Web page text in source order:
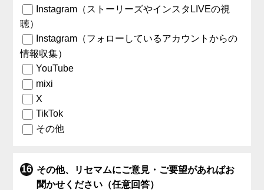
Instagram（ストーリーズやインスタLIVEの視
聴）
Instagram（フォローしているアカウントからの
情報収集）
YouTube
mixi
X
TikTok
その他
その他、リセマムにご意見・ご要望があればお
聞かせください（任意回答）